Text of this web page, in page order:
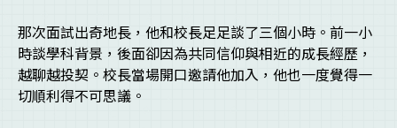
那次面試出奇地長，他和校長足足談了三個小時。前一小
時談學科背景，後面卻因為共同信仰與相近的成長經歷，
越聊越投契。校長當場開口邀請他加入，他也一度覺得一
切順利得不可思議。